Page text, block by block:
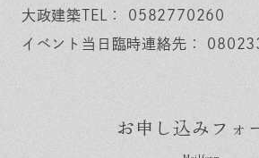
大政建築TEL： 0582770260
イベント当日臨時連絡先：
お申し込みフォ